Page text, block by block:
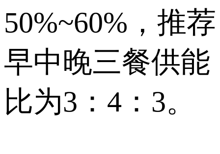
50%~60%，推荐
早中晚三餐供能
比为3：4：3。